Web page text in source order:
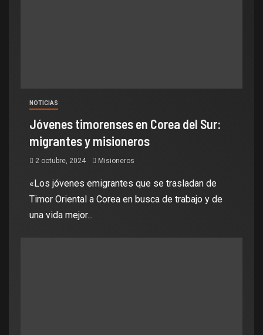
NOTICIAS
Jóvenes timorenses en Corea del Sur:
migrantes y misioneros
2 octubre, 2024 Misioneros
«Los jóvenes emigrantes que se trasladan de
Timor Oriental a Corea en busca de trabajo y de
una vida mejor...